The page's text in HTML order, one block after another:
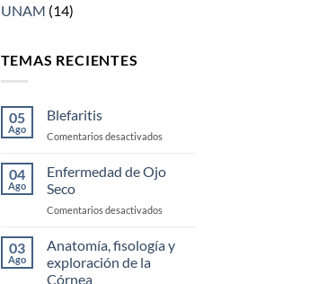
UNAM (14)
TEMAS RECIENTES
05
Ago
Blefaritis
Comentarios desactivadosen
04
Ago
Enfermedad de Ojo
Seco
Comentarios desactivadosen
Ojo
03
Ago
Anatomía, fisología y
exploración de la
Córnea